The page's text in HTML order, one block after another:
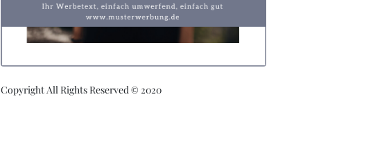
Copyright All Rights Reserved © 2020